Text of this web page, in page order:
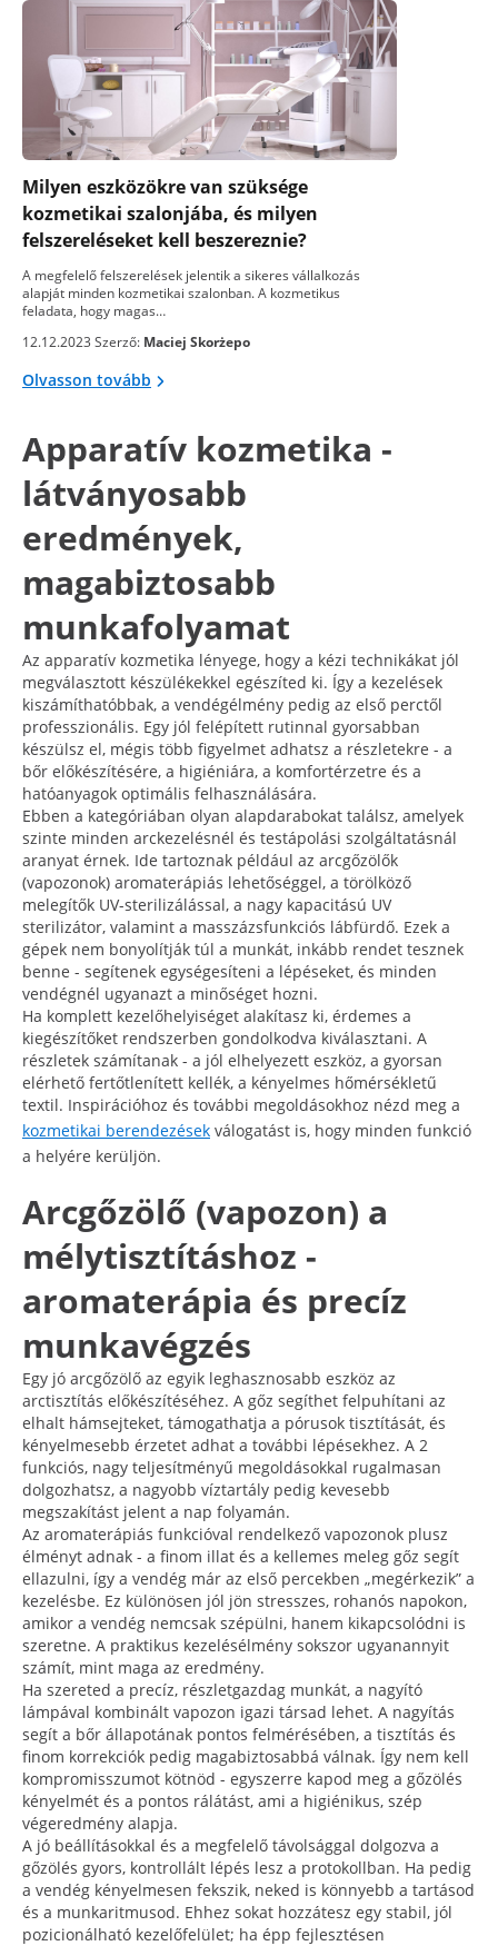
Milyen eszközökre van szüksége
kozmetikai szalonjába, és milyen
felszereléseket kell beszereznie?
A megfelelő felszerelések jelentik a sikeres vállalkozás
alapját minden kozmetikai szalonban. A kozmetikus
feladata, hogy magas…
12.12.2023 Szerző: Maciej Skorżepo
Olvasson tovább
Apparatív kozmetika -
látványosabb
eredmények,
magabiztosabb
munkafolyamat
Az apparatív kozmetika lényege, hogy a kézi technikákat jól
megválasztott készülékekkel egészíted ki. Így a kezelések
kiszámíthatóbbak, a vendégélmény pedig az első perctől
professzionális. Egy jól felépített rutinnal gyorsabban
készülsz el, mégis több figyelmet adhatsz a részletekre - a
bőr előkészítésére, a higiéniára, a komfortérzetre és a
hatóanyagok optimális felhasználására.
Ebben a kategóriában olyan alapdarabokat találsz, amelyek
szinte minden arckezelésnél és testápolási szolgáltatásnál
aranyat érnek. Ide tartoznak például az arcgőzölők
(vapozonok) aromaterápiás lehetőséggel, a törölköző
melegítők UV-sterilizálással, a nagy kapacitású UV
sterilizátor, valamint a masszázsfunkciós lábfürdő. Ezek a
gépek nem bonyolítják túl a munkát, inkább rendet tesznek
benne - segítenek egységesíteni a lépéseket, és minden
vendégnél ugyanazt a minőséget hozni.
Ha komplett kezelőhelyiséget alakítasz ki, érdemes a
kiegészítőket rendszerben gondolkodva kiválasztani. A
részletek számítanak - a jól elhelyezett eszköz, a gyorsan
elérhető fertőtlenített kellék, a kényelmes hőmérsékletű
textil. Inspirációhoz és további megoldásokhoz nézd meg a
kozmetikai berendezések válogatást is, hogy minden funkció
a helyére kerüljön.
Arcgőzölő (vapozon) a
mélytisztításhoz -
aromaterápia és precíz
munkavégzés
Egy jó arcgőzölő az egyik leghasznosabb eszköz az
arctisztítás előkészítéséhez. A gőz segíthet felpuhítani az
elhalt hámsejteket, támogathatja a pórusok tisztítását, és
kényelmesebb érzetet adhat a további lépésekhez. A 2
funkciós, nagy teljesítményű megoldásokkal rugalmasan
dolgozhatsz, a nagyobb víztartály pedig kevesebb
megszakítást jelent a nap folyamán.
Az aromaterápiás funkcióval rendelkező vapozonok plusz
élményt adnak - a finom illat és a kellemes meleg gőz segít
ellazulni, így a vendég már az első percekben „megérkezik” a
kezelésbe. Ez különösen jól jön stresszes, rohanós napokon,
amikor a vendég nemcsak szépülni, hanem kikapcsolódni is
szeretne. A praktikus kezelésélmény sokszor ugyanannyit
számít, mint maga az eredmény.
Ha szereted a precíz, részletgazdag munkát, a nagyító
lámpával kombinált vapozon igazi társad lehet. A nagyítás
segít a bőr állapotának pontos felmérésében, a tisztítás és
finom korrekciók pedig magabiztosabbá válnak. Így nem kell
kompromisszumot kötnöd - egyszerre kapod meg a gőzölés
kényelmét és a pontos rálátást, ami a higiénikus, szép
végeredmény alapja.
A jó beállításokkal és a megfelelő távolsággal dolgozva a
gőzölés gyors, kontrollált lépés lesz a protokollban. Ha pedig
a vendég kényelmesen fekszik, neked is könnyebb a tartásod
és a munkaritmusod. Ehhez sokat hozzátesz egy stabil, jól
pozicionálható kezelőfelület; ha épp fejlesztésen